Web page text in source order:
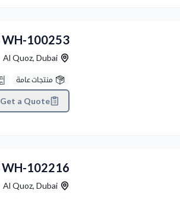
WH-100253
Al Quoz, Dubai
منتجات عامة
Get a Quote
WH-102216
Al Quoz, Dubai